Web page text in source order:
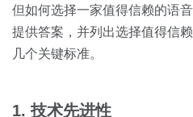
按角色
白皮书
销售会话智能
预约
但如何选择一家值得信赖的语
提供答案，并列出选择值得信
几个关键标准。
1. 技术先进性